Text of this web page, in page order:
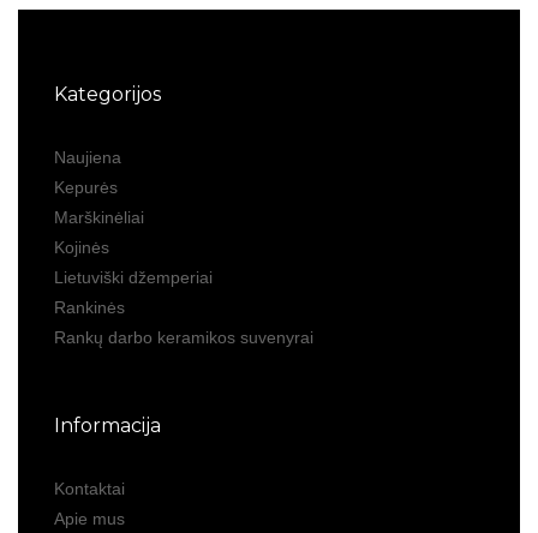
Kategorijos
Naujiena
Kepurės
Marškinėliai
Kojinės
Lietuviški džemperiai
Rankinės
Rankų darbo keramikos suvenyrai
Informacija
Kontaktai
Apie mus